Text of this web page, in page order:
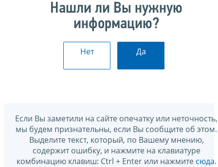
Нашли ли Вы нужную
информацию?
Нет Да
Если Вы заметили на сайте опечатку или неточность,
мы будем признательны, если Вы сообщите об этом.
Выделите текст, который, по Вашему мнению,
содержит ошибку, и нажмите на клавиатуре
комбинацию клавиш: Ctrl + Enter или нажмите сюда.